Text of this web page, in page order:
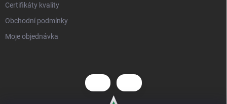
Certifikáty kvality
Obchodní podmínky
Moje objednávka